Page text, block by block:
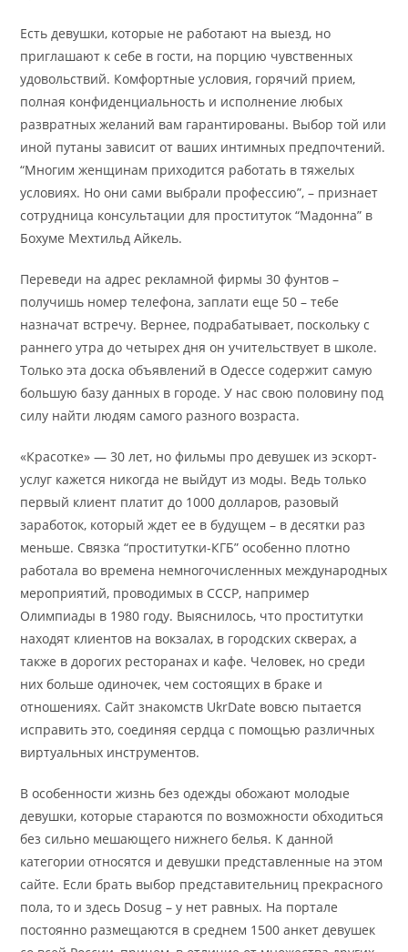
Есть девушки, которые не работают на выезд, но
приглашают к себе в гости, на порцию чувственных
удовольствий. Комфортные условия, горячий прием,
полная конфиденциальность и исполнение любых
развратных желаний вам гарантированы. Выбор той или
иной путаны зависит от ваших интимных предпочтений.
“Многим женщинам приходится работать в тяжелых
условиях. Но они сами выбрали профессию”, – признает
сотрудница консультации для проституток “Мадонна” в
Бохуме Мехтильд Айкель.
Переведи на адрес рекламной фирмы 30 фунтов –
получишь номер телефона, заплати еще 50 – тебе
назначат встречу. Вернее, подрабатывает, поскольку с
раннего утра до четырех дня он учительствует в школе.
Только эта доска объявлений в Одессе содержит самую
большую базу данных в городе. У нас свою половину под
силу найти людям самого разного возраста.
«Красотке» — 30 лет, но фильмы про девушек из эскорт-
услуг кажется никогда не выйдут из моды. Ведь только
первый клиент платит до 1000 долларов, разовый
заработок, который ждет ее в будущем – в десятки раз
меньше. Связка “проститутки-КГБ” особенно плотно
работала во времена немногочисленных международных
мероприятий, проводимых в СССР, например
Олимпиады в 1980 году. Выяснилось, что проститутки
находят клиентов на вокзалах, в городских скверах, а
также в дорогих ресторанах и кафе. Человек, но среди
них больше одиночек, чем состоящих в браке и
отношениях. Сайт знакомств UkrDate вовсю пытается
исправить это, соединяя сердца с помощью различных
виртуальных инструментов.
В особенности жизнь без одежды обожают молодые
девушки, которые стараются по возможности обходиться
без сильно мешающего нижнего белья. К данной
категории относятся и девушки представленные на этом
сайте. Если брать выбор представительниц прекрасного
пола, то и здесь Dosug – у нет равных. На портале
постоянно размещаются в среднем 1500 анкет девушек